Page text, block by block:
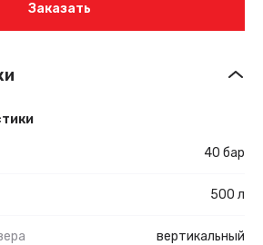
Заказать
40 бар
500 л
вертикальный